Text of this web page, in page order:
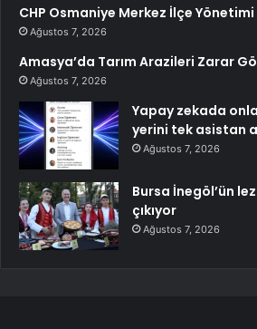
CHP Osmaniye Merkez İlçe
Ağustos 7, 2026
Amasya’da Tarım Arazileri Zarar
Ağustos 7, 2026
Yapay zekada
yerini tek asistan
Ağustos 7, 2026
Bursa İnegöl’ün
çıkıyor
Ağustos 7, 2026